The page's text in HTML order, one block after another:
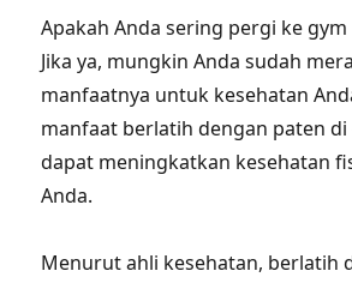
Apakah Anda sering pergi ke
Jika ya, mungkin Anda sudah
manfaatnya untuk kesehatan
manfaat berlatih dengan paten di
dapat meningkatkan kesehatan
Anda.
Menurut ahli kesehatan, berlatih